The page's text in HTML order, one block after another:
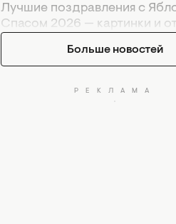
Лучшие поздравления с
Спасом 2026 — картинки и
Больше новостей